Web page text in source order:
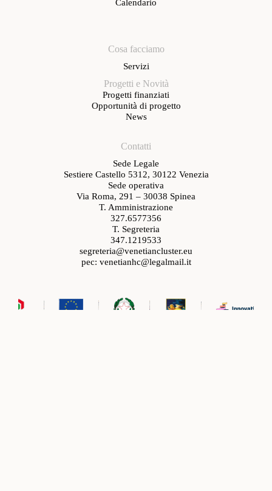
Calendario
Cosa facciamo
Servizi
Progetti e Novità
Progetti finanziati
Opportunità di progetto
News
Contatti
Sede Legale
Sestiere Castello 5312, 30122 Venezia
Sede operativa
Via Roma, 291 – 30038 Spinea
T. Amministrazione
327.6577356
T. Segreteria
347.1219533
segreteria@venetiancluster.eu
pec: venetianhc@legalmail.it